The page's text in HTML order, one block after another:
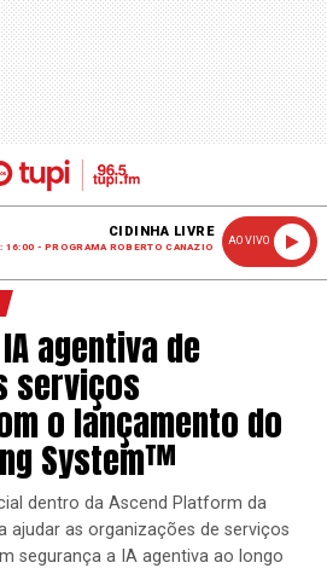
CIDINHA LIVRE
16:00 - PROGRAMA ROBERTO CANAZIO
AO VIVO
agentiva de
serviços
o lançamento do
System™
dentro da Ascend Platform da
ajudar as organizações de serviços
segurança a IA agentiva ao longo